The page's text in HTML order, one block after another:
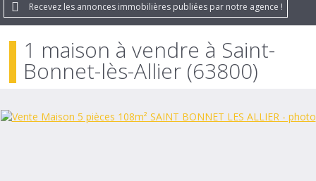
Recevez les annonces immobilières publiées par notre agence !
1 maison à vendre à Saint-
Bonnet-lès-Allier (63800)